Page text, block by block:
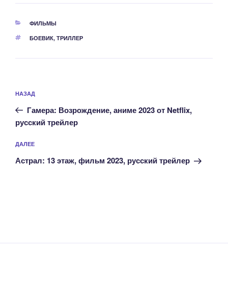
РУБРИКИ
ФИЛЬМЫ
МЕТКИ
БОЕВИК, ТРИЛЛЕР
по
записям
Предыдущая
запись:
НАЗАД
Гамера: Возрождение, аниме 2023 от Netflix,
русский трейлер
Следующая
запись
ДАЛЕЕ
Астрал: 13 этаж, фильм 2023, русский трейлер